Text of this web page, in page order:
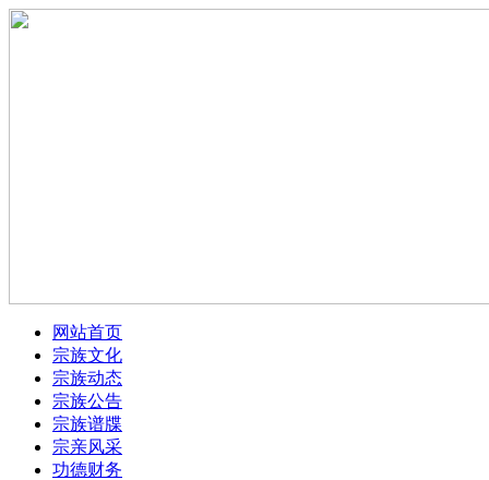
网站首页
宗族文化
宗族动态
宗族公告
宗族谱牒
宗亲风采
功德财务